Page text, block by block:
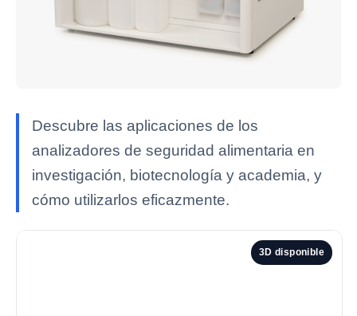
Descubre las aplicaciones de los
analizadores de seguridad alimentaria en
investigación, biotecnología y academia, y
cómo utilizarlos eficazmente.
3D disponible